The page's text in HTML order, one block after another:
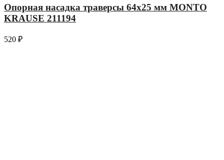
Опорная насадка траверсы 64х25 мм MONTO
KRAUSE 211194
520 ₽